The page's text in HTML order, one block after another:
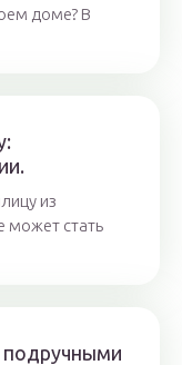
доме? В
из
может стать
подручными